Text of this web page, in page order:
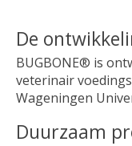
De
BUGBONE® is
veterinair
Wageningen
Duurzaam